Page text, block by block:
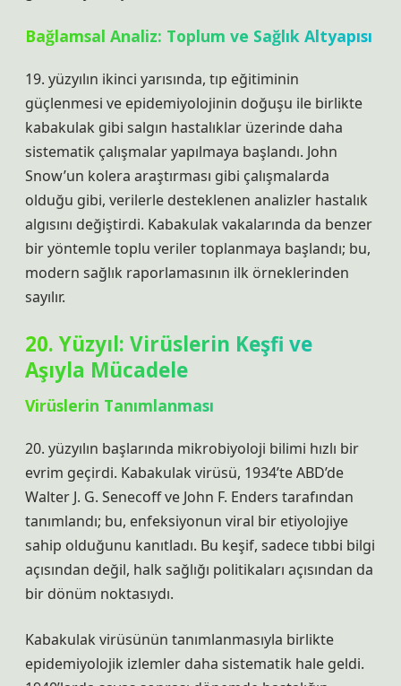
Bağlamsal Analiz: Toplum ve Sağlık Altyapısı
19. yüzyılın ikinci yarısında, tıp eğitiminin
güçlenmesi ve epidemiyolojinin doğuşu ile birlikte
kabakulak gibi salgın hastalıklar üzerinde daha
sistematik çalışmalar yapılmaya başlandı. John
Snow’un kolera araştırması gibi çalışmalarda
olduğu gibi, verilerle desteklenen analizler hastalık
algısını değiştirdi. Kabakulak vakalarında da benzer
bir yöntemle toplu veriler toplanmaya başlandı; bu,
modern sağlık raporlamasının ilk örneklerinden
sayılır.
20. Yüzyıl: Virüslerin Keşfi ve
Aşıyla Mücadele
Virüslerin Tanımlanması
20. yüzyılın başlarında mikrobiyoloji bilimi hızlı bir
evrim geçirdi. Kabakulak virüsü, 1934’te ABD’de
Walter J. G. Senecoff ve John F. Enders tarafından
tanımlandı; bu, enfeksiyonun viral bir etiyolojiye
sahip olduğunu kanıtladı. Bu keşif, sadece tıbbi bilgi
açısından değil, halk sağlığı politikaları açısından da
bir dönüm noktasıydı.
Kabakulak virüsünün tanımlanmasıyla birlikte
epidemiyolojik izlemler daha sistematik hale geldi.